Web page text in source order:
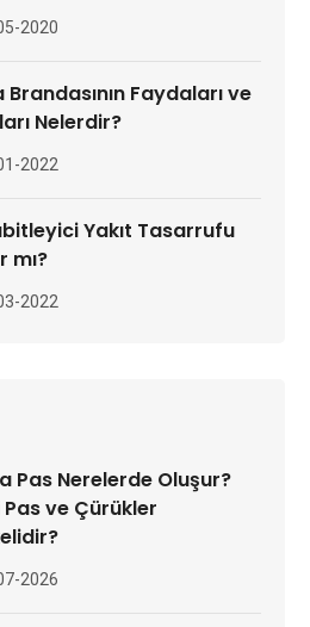
2020
Faydaları ve
Nelerdir?
2022
Yakıt Tasarrufu
mı?
2022
Pas Nerelerde Oluşur?
Pas ve Çürükler
2026